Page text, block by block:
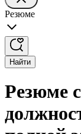
Резюме
Найти
Резюме